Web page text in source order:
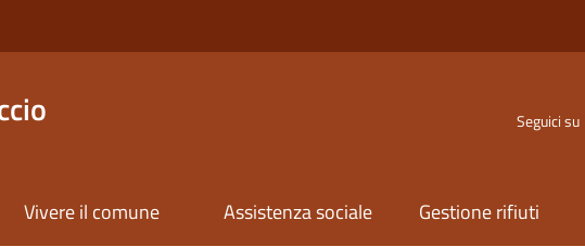
Seguici su
Vivere il comune Assistenza sociale Gestione rifiuti